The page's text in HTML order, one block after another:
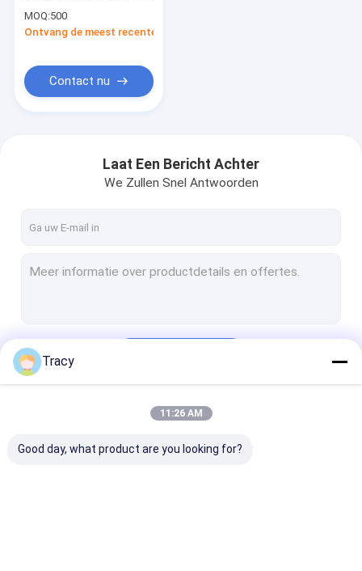
knop
MOQ:500
Ontvang de meest recente Prijs
Contact nu
Laat Een Bericht Achter
We Zullen Snel Antwoorden
Tracy
11:26 AM
Good day, what product are you looking for?